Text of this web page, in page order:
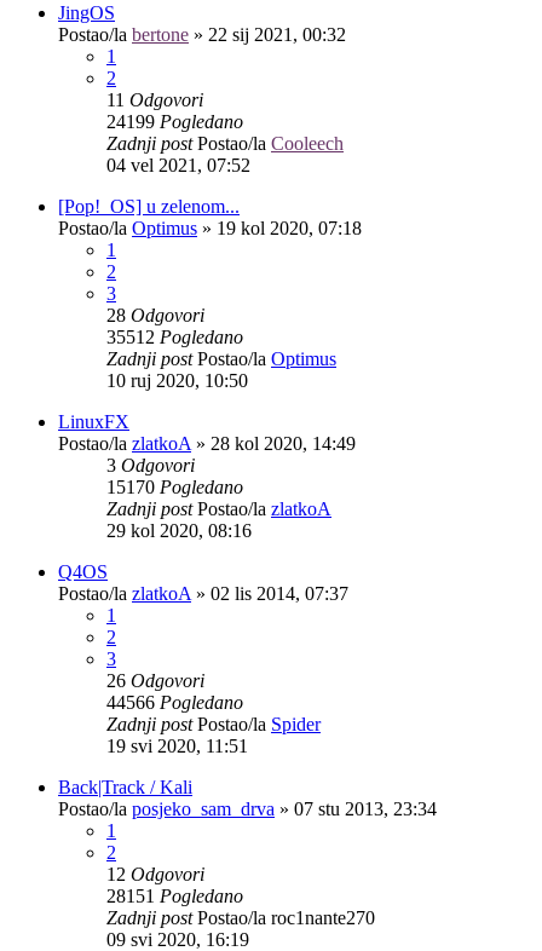
JingOS
Postao/la bertone » 22 sij 2021, 00:32
1
2
11 Odgovori
24199 Pogledano
Zadnji postPostao/la Cooleech
04 vel 2021, 07:52
[Pop!_OS] u zelenom...
Postao/la Optimus » 19 kol 2020, 07:18
1
2
3
28 Odgovori
35512 Pogledano
Zadnji postPostao/la Optimus
10 ruj 2020, 10:50
LinuxFX
Postao/la zlatkoA » 28 kol 2020, 14:49
3 Odgovori
15170 Pogledano
Zadnji postPostao/la zlatkoA
29 kol 2020, 08:16
Q4OS
Postao/la zlatkoA » 02 lis 2014, 07:37
1
2
3
26 Odgovori
44566 Pogledano
Zadnji postPostao/la Spider
19 svi 2020, 11:51
Back|Track / Kali
Postao/la posjeko_sam_drva » 07 stu 2013, 23:34
1
2
12 Odgovori
28151 Pogledano
Zadnji postPostao/la roc1nante270
09 svi 2020, 16:19